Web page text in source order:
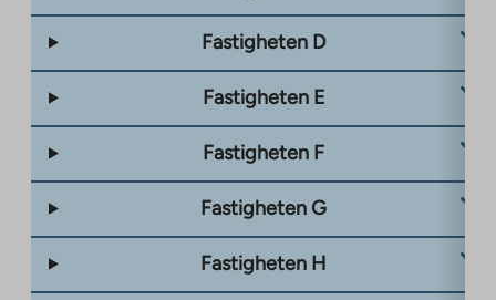
Fastigheten D
Fastigheten E
Fastigheten F
Fastigheten G
Fastigheten H